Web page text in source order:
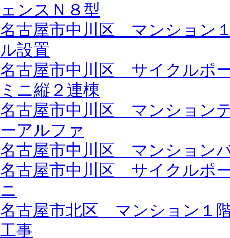
ェンスＮ８型
名古屋市中川区 マンション
ル設置
名古屋市中川区 サイクルポ
ミニ縦２連棟
名古屋市中川区 マンション
ーアルファ
名古屋市中川区 マンション
名古屋市中川区 サイクルポ
ニ
名古屋市北区 マンション１
工事